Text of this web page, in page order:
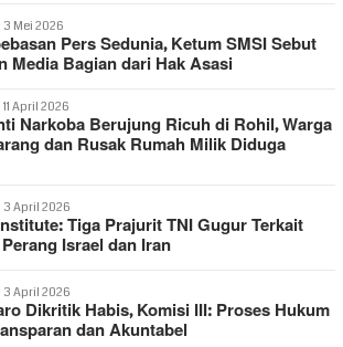
3 Mei 2026
Pers Sedunia, Ketum SMSI Sebut
Media Bagian dari Hak Asasi
11 April 2026
Narkoba Berujung Ricuh di Rohil, Warga
dan Rusak Rumah Milik Diduga
3 April 2026
Tiga Prajurit TNI Gugur Terkait
Israel dan Iran
3 April 2026
Dikritik Habis, Komisi III: Proses Hukum
dan Akuntabel